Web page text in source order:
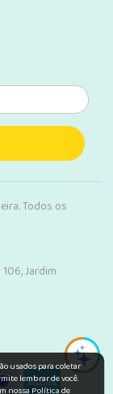
Todos os
Jardim
usados para coletar
lembrar de você.
nossa Política de